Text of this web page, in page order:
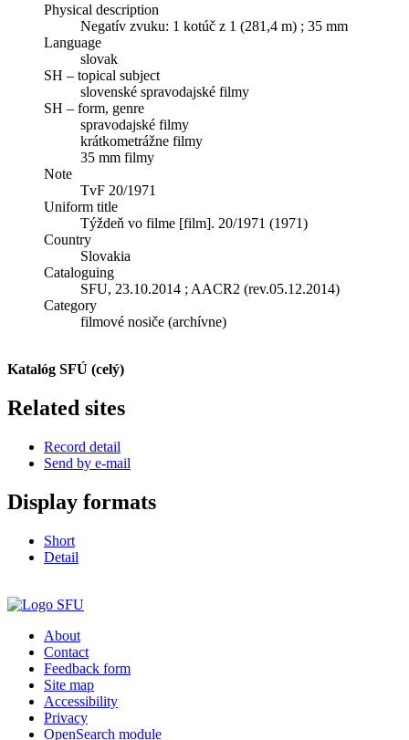
Physical description
Negatív zvuku: 1 kotúč z 1 (281,4 m) ; 35 mm
Language
slovak
SH – topical subject
slovenské spravodajské filmy
SH – form, genre
spravodajské filmy
krátkometrážne filmy
35 mm filmy
Note
TvF 20/1971
Uniform title
Týždeň vo filme [film]. 20/1971 (1971)
Country
Slovakia
Cataloguing
SFU, 23.10.2014 ; AACR2 (rev.05.12.2014)
Category
filmové nosiče (archívne)
Katalóg SFÚ (celý)
Related sites
Record detail
Send by e-mail
Display formats
Short
Detail
About
Contact
Feedback form
Site map
Accessibility
Privacy
OpenSearch module